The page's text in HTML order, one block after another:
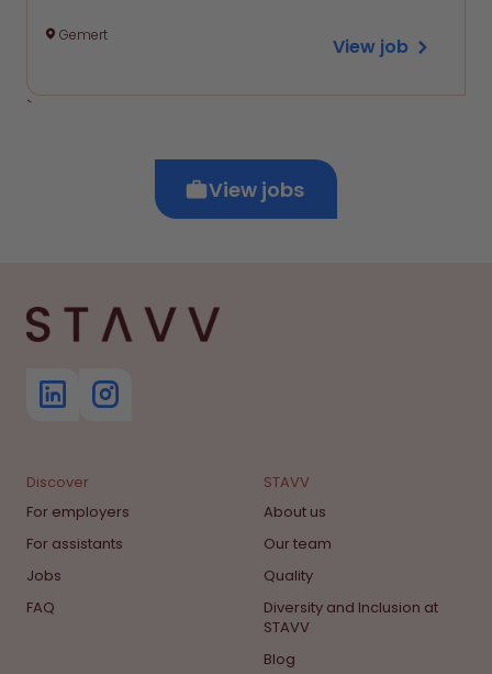
Gemert View job
`
View jobs
Discover
For employers
For assistants
Jobs
FAQ
STAVV
About us
Our team
Quality
Diversity and Inclusion at
STAVV
Blog